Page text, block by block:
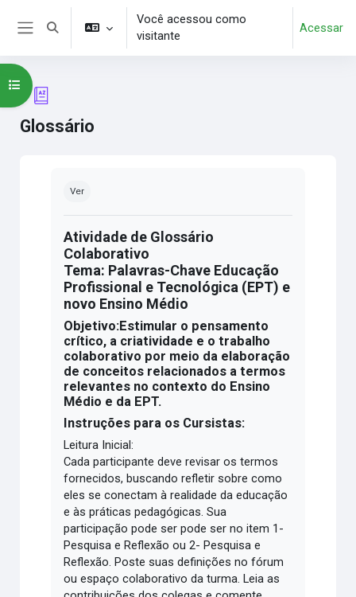
Ir para o conteúdo principal
Alternar entrada de pesquisa
Você acessou como
visitante
Acessar
Glossário
Abrir índice do curso
Ver
Atividade de Glossário
Colaborativo
Tema: Palavras-Chave Educação
Profissional e Tecnológica (EPT) e
novo Ensino Médio
Objetivo:Estimular o pensamento
crítico, a criatividade e o trabalho
colaborativo por meio da elaboração
de conceitos relacionados a termos
relevantes no contexto do Ensino
Médio e da EPT.
Instruções para os Cursistas:
Leitura Inicial:
Cada participante deve revisar os termos
fornecidos, buscando refletir sobre como
eles se conectam à realidade da educação
e às práticas pedagógicas. Sua
participação pode ser pode ser no item 1-
Pesquisa e Reflexão ou 2- Pesquisa e
Reflexão. Poste suas definições no fórum
ou espaço colaborativo da turma. Leia as